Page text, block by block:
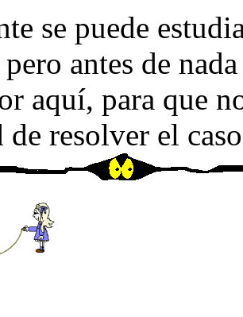
se puede
antes de
aquí, para que
resolver el